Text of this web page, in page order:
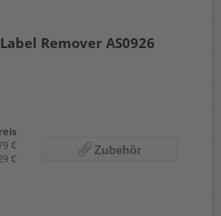
Remover AS0926
€
€
Zubehör